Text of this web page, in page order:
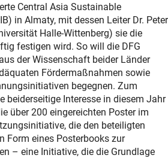
Central Asia Sustainable
in Almaty, mit dessen Leiter Dr. Peter
Halle-Wittenberg) sie die
festigen wird. So will die DFG
der Wissenschaft beider Länder
Fördermaßnahmen sowie
begegnen. Zum
beiderseitige Interesse in diesem Jahr
über 200 eingereichten Poster im
die den beteiligten
Form eines Posterbooks zur
– eine Initiative, die die Grundlage